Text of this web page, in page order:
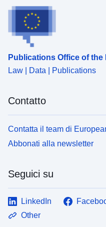
Publications Office of
Law | Data | Publications
Contatto
Contatta il team di
Abbonati alla newsletter
Seguici su
LinkedIn
Other